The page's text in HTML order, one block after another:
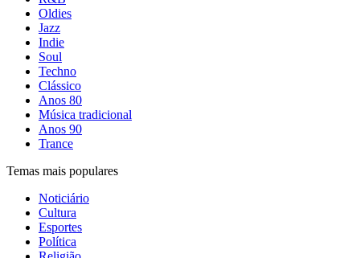
Oldies
Jazz
Indie
Soul
Techno
Clássico
Anos 80
Música tradicional
Anos 90
Trance
Temas mais populares
Noticiário
Cultura
Esportes
Política